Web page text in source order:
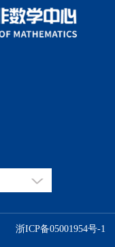
浙ICP备05001954号-1